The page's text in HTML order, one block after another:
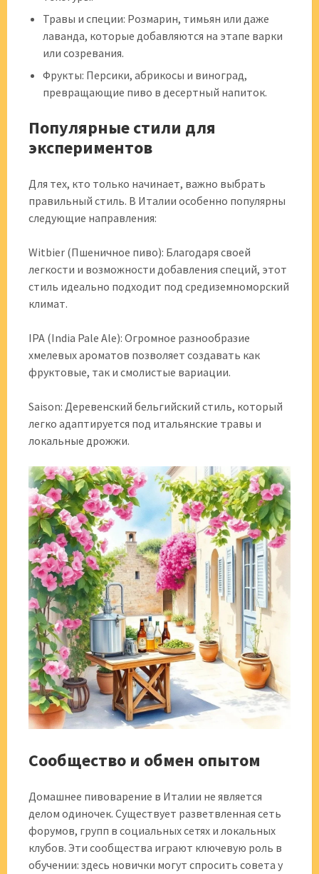
Травы и специи: Розмарин, тимьян или даже
лаванда, которые добавляются на этапе варки
или созревания.
Фрукты: Персики, абрикосы и виноград,
превращающие пиво в десертный напиток.
Популярные стили для
экспериментов
Для тех, кто только начинает, важно выбрать
правильный стиль. В Италии особенно популярны
следующие направления:
Witbier (Пшеничное пиво): Благодаря своей
легкости и возможности добавления специй, этот
стиль идеально подходит под средиземноморский
климат.
IPA (India Pale Ale): Огромное разнообразие
хмелевых ароматов позволяет создавать как
фруктовые, так и смолистые вариации.
Saison: Деревенский бельгийский стиль, который
легко адаптируется под итальянские травы и
локальные дрожжи.
Сообщество и обмен опытом
Домашнее пивоварение в Италии не является
делом одиночек. Существует разветвленная сеть
форумов, групп в социальных сетях и локальных
клубов. Эти сообщества играют ключевую роль в
обучении: здесь новички могут спросить совета у